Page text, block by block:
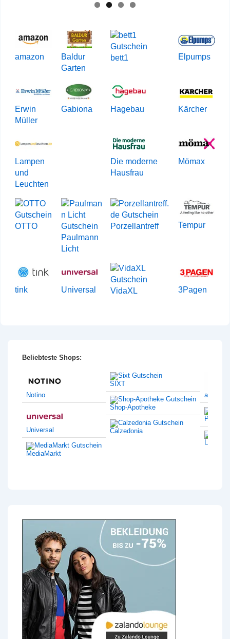
amazon
Baldur
Garten
bett1 Elpumps
Erwin
Müller
Gabiona Hagebau Kärcher
Lampen
und
Leuchten
Die moderne
Hausfrau
Mömax
OTTO
Paulmann
Licht
Porzellantreff Tempur
tink Universal VidaXL 3Pagen
Beliebteste Shops:
Notino
Universal
MediaMarkt
SIXT
Shop-Apotheke
Calzedonia
amazon
Philips